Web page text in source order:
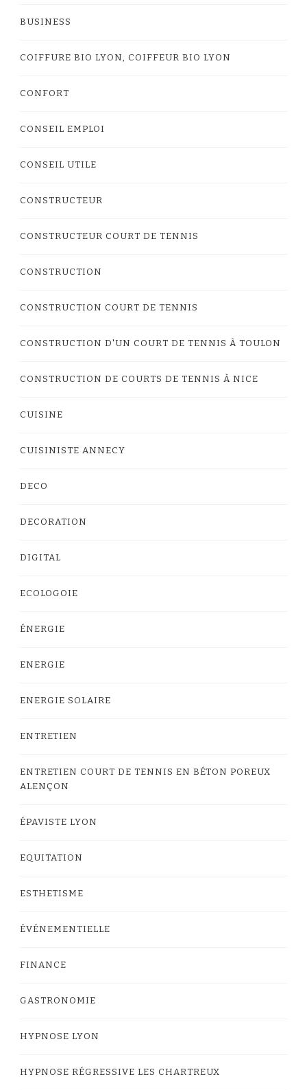
BUSINESS
COIFFURE BIO LYON, COIFFEUR BIO LYON
CONFORT
CONSEIL EMPLOI
CONSEIL UTILE
CONSTRUCTEUR
CONSTRUCTEUR COURT DE TENNIS
CONSTRUCTION
CONSTRUCTION COURT DE TENNIS
CONSTRUCTION D'UN COURT DE TENNIS À TOULON
CONSTRUCTION DE COURTS DE TENNIS À NICE
CUISINE
CUISINISTE ANNECY
DECO
DECORATION
DIGITAL
ECOLOGOIE
ÉNERGIE
ENERGIE
ENERGIE SOLAIRE
ENTRETIEN
ENTRETIEN COURT DE TENNIS EN BÉTON POREUX
ALENÇON
ÉPAVISTE LYON
EQUITATION
ESTHETISME
ÉVÉNEMENTIELLE
FINANCE
GASTRONOMIE
HYPNOSE LYON
HYPNOSE RÉGRESSIVE LES CHARTREUX